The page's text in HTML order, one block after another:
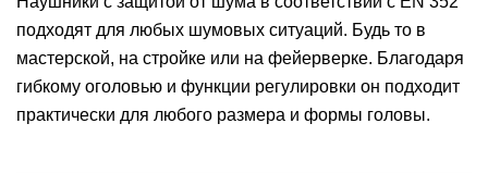
подходят для любых шумовых ситуаций. Будь то в
мастерской, на стройке или на фейерверке. Благодаря
гибкому оголовью и функции регулировки он подходит
практически для любого размера и формы головы.